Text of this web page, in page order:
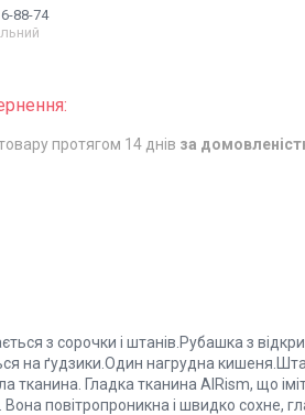
88-74
протягом 14 днів за
з сорочки і штанів.Рубашка з
на ґудзики.Один нагрудна
Гладка тканина AIRism, що
повітропроникна і швидко сохне,